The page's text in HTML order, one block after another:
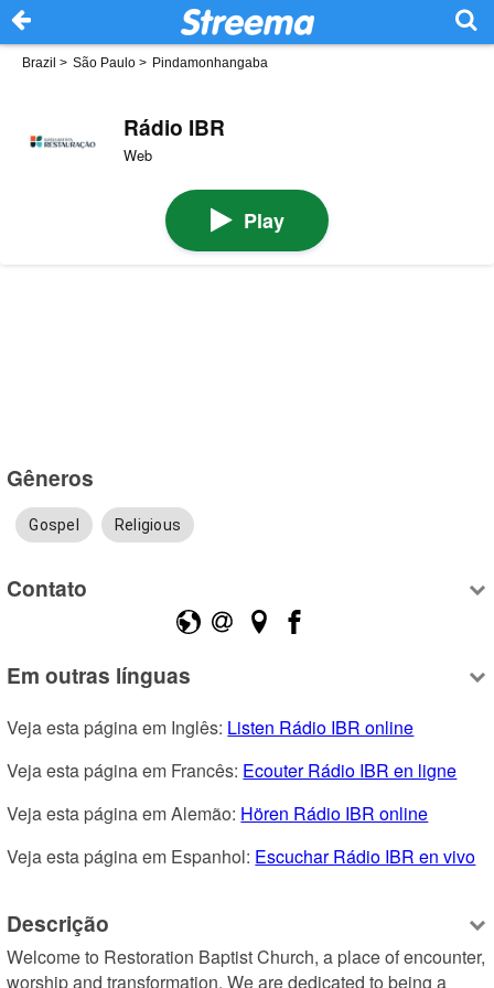
Brazil > São Paulo > Pindamonhangaba
Rádio IBR
Web
Play
Gêneros
Gospel Religious
Contato
Em outras línguas
Veja esta página em Inglês: Listen Rádio IBR online
Veja esta página em Francês: Ecouter Rádio IBR en ligne
Veja esta página em Alemão: Hören Rádio IBR online
Veja esta página em Espanhol: Escuchar Rádio IBR en vivo
Descrição
Welcome to Restoration Baptist Church, a place of encounter,
worship and transformation. We are dedicated to being a